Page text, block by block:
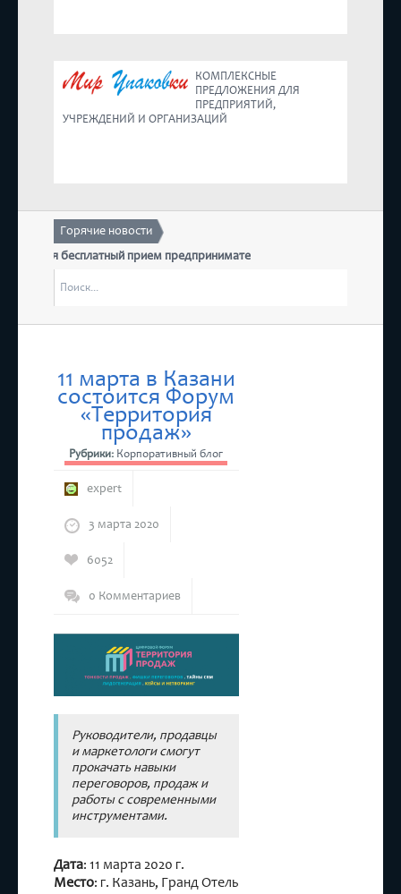
КОМПЛЕКСНЫЕ
ПРЕДЛОЖЕНИЯ ДЛЯ
ПРЕДПРИЯТИЙ,
УЧРЕЖДЕНИЙ И ОРГАНИЗАЦИЙ
Горячие новости
бесплатный прием предпринимателей
“Дни Ассамблеи женщин-руководителей в Татарстане”
4
бесплатный прием предпринимателей
11 марта в Казани
состоится Форум
«Территория
продаж»
Рубрики: Корпоративный блог
expert
3 марта 2020
6052
0 Комментариев
Руководители, продавцы
и маркетологи смогут
прокачать навыки
переговоров, продаж и
работы с современными
инструментами.
Дата: 11 марта 2020 г.
Место: г. Казань, Гранд Отель